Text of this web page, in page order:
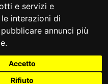
e servizi e
interazioni di
annunci più
.
Accetto
Rifiuto